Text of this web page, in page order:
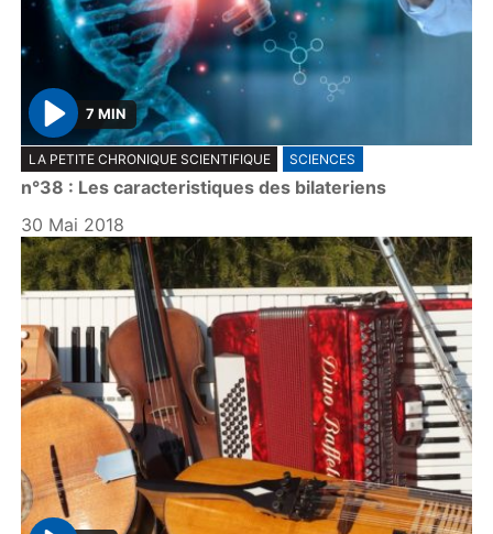
P
l
a
y
7 MIN
LA PETITE CHRONIQUE SCIENTIFIQUE SCIENCES
n°38 : Les caracteristiques des bilateriens
30 Mai 2018